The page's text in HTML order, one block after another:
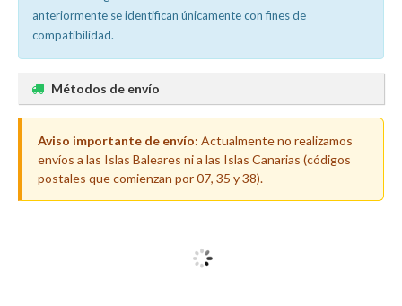
anteriormente se identifican únicamente con fines de
compatibilidad.
Métodos de envío
Aviso importante de envío: Actualmente no realizamos
envíos a las Islas Baleares ni a las Islas Canarias (códigos
postales que comienzan por 07, 35 y 38).